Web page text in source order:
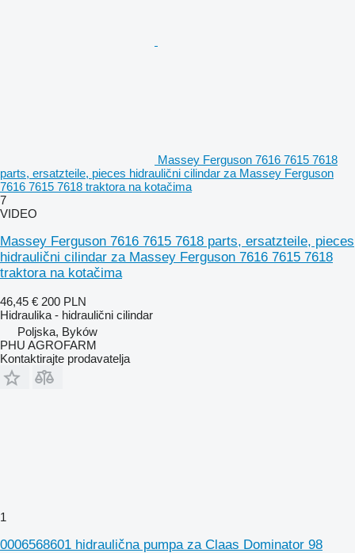
Massey Ferguson 7616 7615 7618
parts, ersatzteile, pieces hidraulični cilindar za Massey Ferguson
7616 7615 7618 traktora na kotačima
7
VIDEO
Massey Ferguson 7616 7615 7618 parts, ersatzteile, pieces
hidraulični cilindar za Massey Ferguson 7616 7615 7618
traktora na kotačima
46,45 € 200 PLN
Hidraulika - hidraulični cilindar
Poljska, Byków
PHU AGROFARM
Kontaktirajte prodavatelja
1
0006568601 hidraulična pumpa za Claas Dominator 98